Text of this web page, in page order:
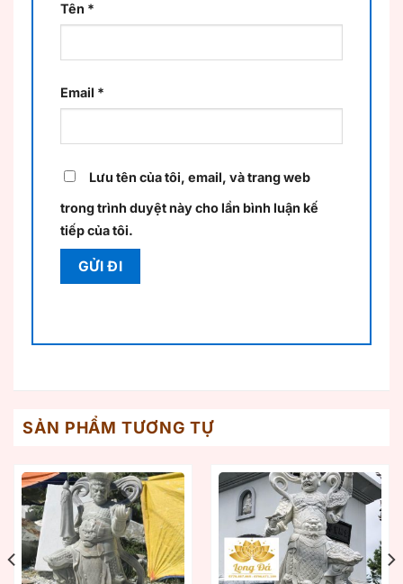
Tên *
Email *
Lưu tên của tôi, email, và trang web
trong trình duyệt này cho lần bình luận kế
tiếp của tôi.
SẢN PHẨM TƯƠNG TỰ